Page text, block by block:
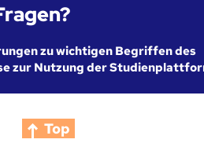
zu wichtigen Begriffen des
zur Nutzung der
Top